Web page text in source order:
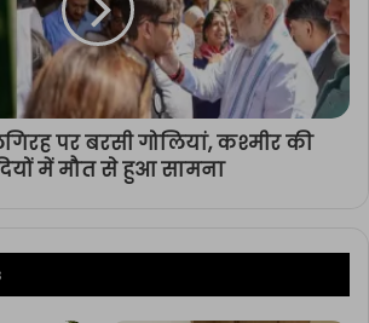
पर बरसी गोलियां, कश्मीर की
में मौत से हुआ सामना